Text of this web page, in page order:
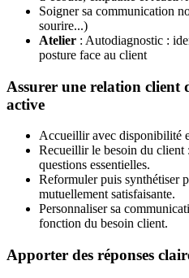
Soigner sa communication
sourire...)
Atelier : Autodiagnostic :
posture face au client
Assurer une relation client
active
Accueillir avec disponibilité
Recueillir le besoin du client
questions essentielles.
Reformuler puis synthétiser
mutuellement satisfaisante.
Personnaliser sa
fonction du besoin client.
Apporter des réponses